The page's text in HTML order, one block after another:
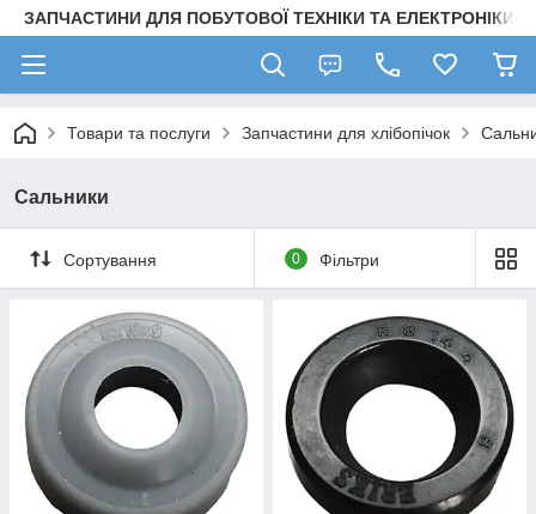
ЗАПЧАСТИНИ ДЛЯ ПОБУТОВОЇ ТЕХНІКИ ТА ЕЛЕКТРОНІКИ
Товари та послуги Запчастини для хлібопічок
Сальники
Сортування 0 Фільтри